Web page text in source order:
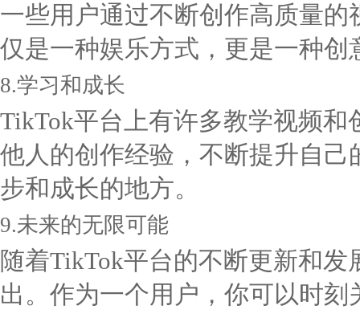
一些用户通过不断创作高质量
仅是一种娱乐方式，更是一种创
8.学习和成长
TikTok平台上有许多教学视频
他人的创作经验，不断提升自
步和成长的地方。
9.未来的无限可能
随着TikTok平台的不断更新和
出。作为一个用户，你可以时